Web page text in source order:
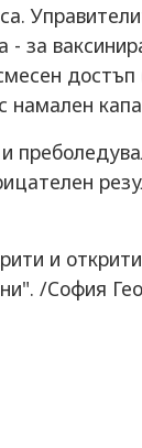
- за
достъп
намален
и
/София